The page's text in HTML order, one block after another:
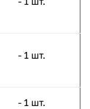
- 1 шт.
- 1 шт.